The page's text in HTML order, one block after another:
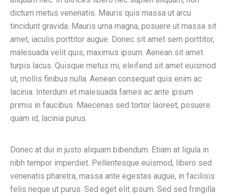
dictum metus venenatis. Mauris quis massa ut arcu
tincidunt gravida. Mauris urna magna, posuere ut massa sit
amet, iaculis porttitor augue. Donec sit amet sem porttitor,
malesuada velit quis, maximus ipsum. Aenean sit amet
turpis lacus. Quisque metus mi, eleifend sit amet euismod
ut, mollis finibus nulla. Aenean consequat quis enim ac
lacinia. Interdum et malesuada fames ac ante ipsum
primis in faucibus. Maecenas sed tortor laoreet, posuere
quam id, lacinia purus.
Donec at dui in justo aliquam bibendum. Etiam at ligula in
nibh tempor imperdiet. Pellentesque euismod, libero sed
venenatis pharetra, massa ante egestas augue, in facilisis
felis neque ut purus. Sed eget elit ipsum. Sed sed fringilla